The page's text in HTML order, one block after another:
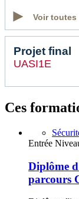
Voir toutes
Projet final
UASI1E
Ces
Entrée
Diplôme
parcours